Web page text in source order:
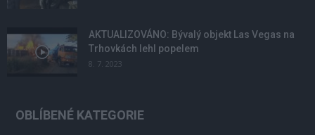
AKTUALIZOVÁNO: Bývalý objekt Las Vegas na
Trhovkách lehl popelem
8. 7. 2023
OBLÍBENÉ KATEGORIE